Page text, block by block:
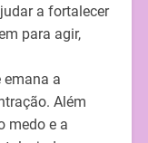
a fortalecer
para agir,
emana a
Além
medo e a